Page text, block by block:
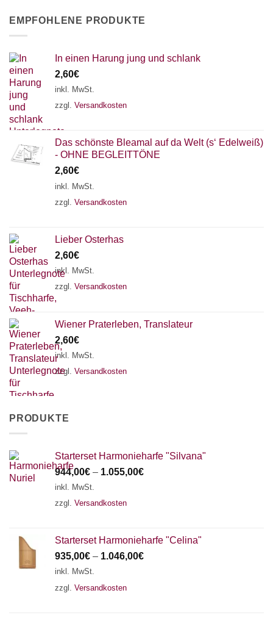
EMPFOHLENE PRODUKTE
In einen Harung jung und schlank
2,60€
inkl. MwSt.
zzgl. Versandkosten
Das schönste Bleamal auf da Welt (s‘ Edelweiß)
- OHNE BEGLEITTÖNE
2,60€
inkl. MwSt.
zzgl. Versandkosten
Lieber Osterhas
2,60€
inkl. MwSt.
zzgl. Versandkosten
Wiener Praterleben, Translateur
2,60€
inkl. MwSt.
zzgl. Versandkosten
PRODUKTE
Starterset Harmonieharfe "Silvana"
944,00€ – 1.055,00€
inkl. MwSt.
zzgl. Versandkosten
Starterset Harmonieharfe "Celina"
935,00€ – 1.046,00€
inkl. MwSt.
zzgl. Versandkosten